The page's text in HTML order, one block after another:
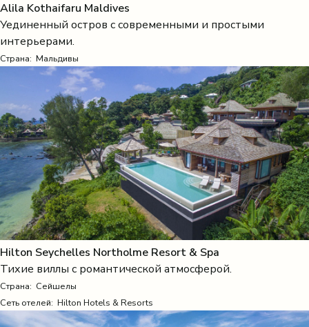
Alila Kothaifaru Maldives
Уединенный остров с современными и простыми
интерьерами.
Страна: Мальдивы
Hilton Seychelles Northolme Resort & Spa
Тихие виллы с романтической атмосферой.
Страна: Сейшелы
Сеть отелей: Hilton Hotels & Resorts